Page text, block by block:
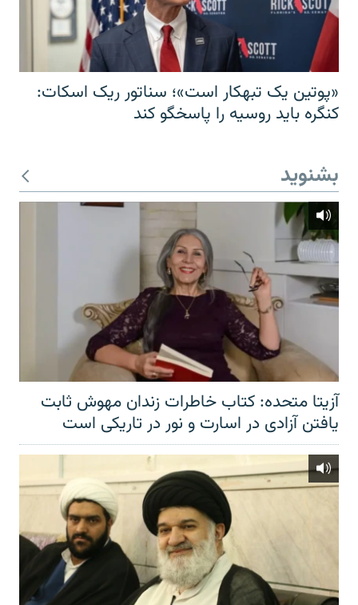
«پوتین یک تبهکار است»؛ سناتور ریک اسکات:
کنگره باید روسیه را پاسخگو کند
بشنوید
آزیتا متحده: کتاب خاطرات زندان مهوش ثابت
یافتن آزادی در اسارت و نور در تاریکی است